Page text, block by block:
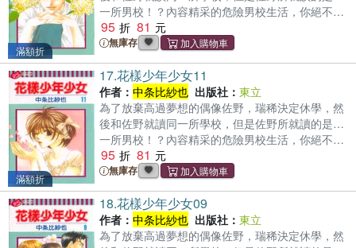
滿額折
一所男校！？內容精采的危險男校生活，你絕不可
錯過！
95 81
無庫存
滿額折
17.花樣少年少女11
作者： 中条比紗也 出版社： 東立
為了放棄高過夢想的偶像佐野，瑞稀決定休學，然
後和佐野就讀同一所學校，但是佐野所就讀的是…
一所男校！？內容精采的危險男校生活，你絕不可
錯過！
95 81
無庫存
18.花樣少年少女09
作者： 中条比紗也 出版社： 東立
為了放棄高過夢想的偶像佐野，瑞稀決定休學，然